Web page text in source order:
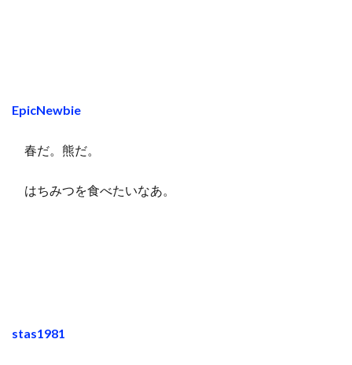
EpicNewbie
春だ。熊だ。
はちみつを食べたいなあ。
stas1981